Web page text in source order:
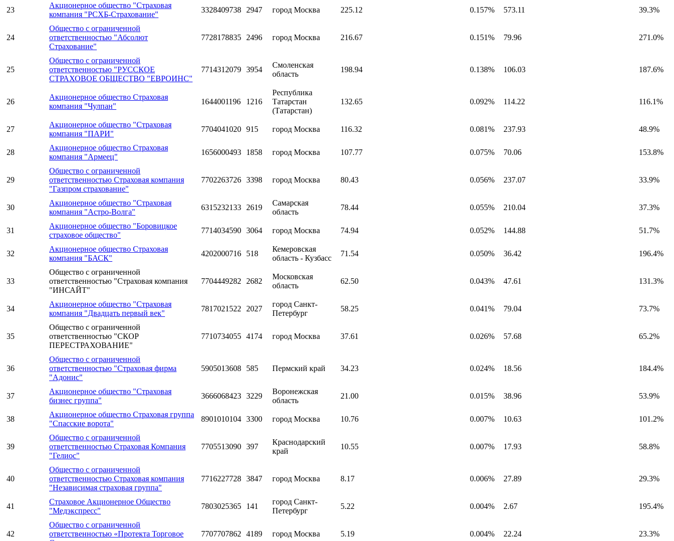
23
Акционерное общество "Страховая
компания "РСХБ-Страхование"
3328409738 2947 город Москва 225.12 0.157% 573.11 39.3%
24
Общество с ограниченной
ответственностью "Абсолют
Страхование"
7728178835 2496 город Москва 216.67 0.151% 79.96 271.0%
25
Общество с ограниченной
ответственностью "РУССКОЕ
СТРАХОВОЕ ОБЩЕСТВО "ЕВРОИНС"
7714312079 3954
Смоленская
область
198.94 0.138% 106.03 187.6%
26
Акционерное общество Страховая
компания "Чулпан"
1644001196 1216
Республика
Татарстан
(Татарстан)
132.65 0.092% 114.22 116.1%
27
Акционерное общество "Страховая
компания "ПАРИ"
7704041020 915 город Москва 116.32 0.081% 237.93 48.9%
28
Акционерное общество Страховая
компания "Армеец"
1656000493 1858 город Москва 107.77 0.075% 70.06 153.8%
29
Общество с ограниченной
ответственностью Страховая компания
"Газпром страхование"
7702263726 3398 город Москва 80.43 0.056% 237.07 33.9%
30
Акционерное общество "Страховая
компания "Астро-Волга"
6315232133 2619
Самарская
область
78.44 0.055% 210.04 37.3%
31
Акционерное общество "Боровицкое
страховое общество"
7714034590 3064 город Москва 74.94 0.052% 144.88 51.7%
32
Акционерное общество Страховая
компания "БАСК"
4202000716 518
Кемеровская
область - Кузбасс
71.54 0.050% 36.42 196.4%
33
Общество с ограниченной
ответственностью "Страховая компания
"ИНСАЙТ"
7704449282 2682
Московская
область
62.50 0.043% 47.61 131.3%
34
Акционерное общество "Страховая
компания "Двадцать первый век"
7817021522 2027
город Санкт-
Петербург
58.25 0.041% 79.04 73.7%
35
Общество с ограниченной
ответственностью "СКОР
ПЕРЕСТРАХОВАНИЕ"
7710734055 4174 город Москва 37.61 0.026% 57.68 65.2%
36
Общество с ограниченной
ответственностью "Страховая фирма
"Адонис"
5905013608 585 Пермский край 34.23 0.024% 18.56 184.4%
37
Акционерное общество "Страховая
бизнес группа"
3666068423 3229
Воронежская
область
21.00 0.015% 38.96 53.9%
38
Акционерное общество Страховая группа
"Спасские ворота"
8901010104 3300 город Москва 10.76 0.007% 10.63 101.2%
39
Общество с ограниченной
ответственностью Страховая Компания
"Гелиос"
7705513090 397
Краснодарский
край
10.55 0.007% 17.93 58.8%
40
Общество с ограниченной
ответственностью Страховая компания
"Независимая страховая группа"
7716227728 3847 город Москва 8.17 0.006% 27.89 29.3%
41
Страховое Акционерное Общество
"Медэкспресс"
7803025365 141
город Санкт-
Петербург
5.22 0.004% 2.67 195.4%
42
Общество с ограниченной
ответственностью «Протекта Торговое
7707707862 4189 город Москва 5.19 0.004% 22.24 23.3%